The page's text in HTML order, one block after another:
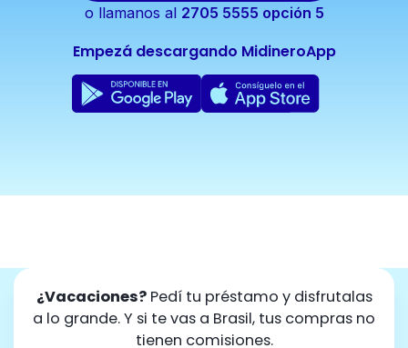
o llamanos al 2705 5555 opción 5
Empezá descargando MidineroApp
¿Vacaciones?Pedí tu préstamo y disfrutalas
a lo grande. Y si te vas a Brasil, tus compras no
tienen comisiones.